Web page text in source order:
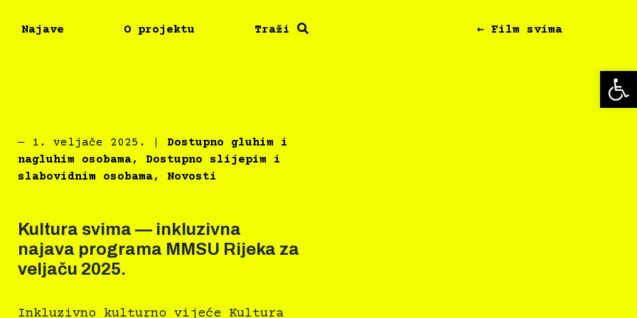
Najave O projektu ← Film svima
Traži
― 1. veljače 2025.
Dostupno gluhim i
nagluhim osobama, Dostupno slijepim i
slabovidnim osobama, Novosti
Kultura svima — inkluzivna
najava programa MMSU Rijeka za
veljaču 2025.
Inkluzivno kulturno vijeće Kultura